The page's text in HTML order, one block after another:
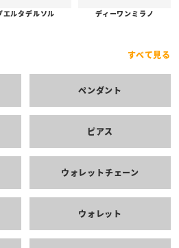
エルタデルソル ディーワンミラノ
すべて見る
ペンダント
ピアス
ウォレットチェーン
ウォレット